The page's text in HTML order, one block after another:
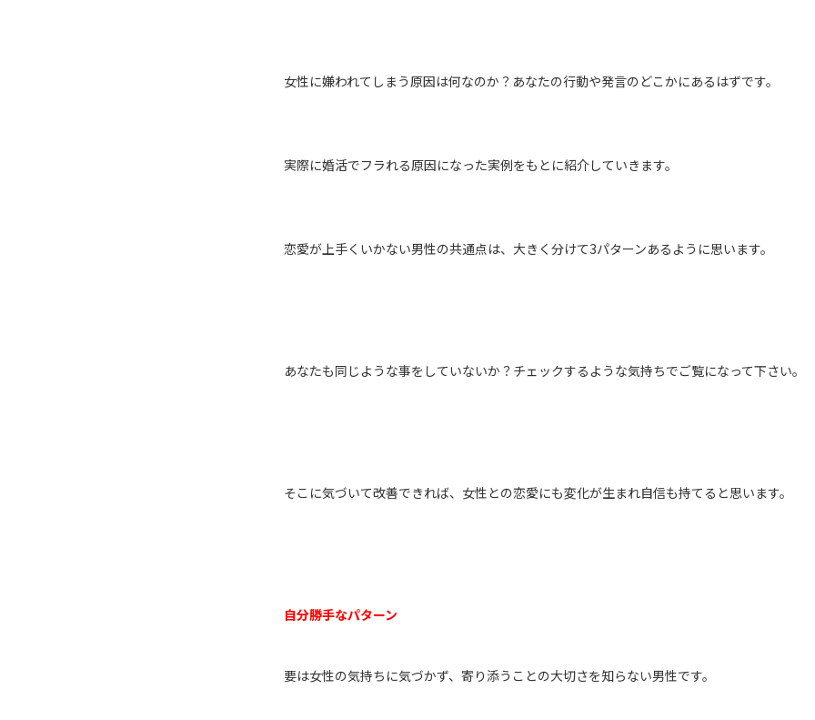
女性に嫌われてしまう原因は何なのか？あなたの行動や発言のどこかにあるはずです。
実際に婚活でフラれる原因になった実例をもとに紹介していきます。
恋愛が上手くいかない男性の共通点は、大きく分けて3パターンあるように思います。
あなたも同じような事をしていないか？チェックするような気持ちでご覧になって下さい。
そこに気づいて改善できれば、女性との恋愛にも変化が生まれ自信も持てると思います。
自分勝手なパターン
要は女性の気持ちに気づかず、寄り添うことの大切さを知らない男性です。